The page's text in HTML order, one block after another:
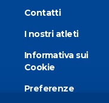
Contatti
I nostri atleti
Informativa sui
Cookie
Preferenze